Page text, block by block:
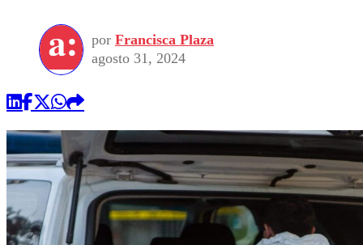
por Francisca Plaza
agosto 31, 2024